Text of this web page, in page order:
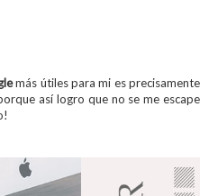
más útiles para mi es precisamente
así logro que no se me escape